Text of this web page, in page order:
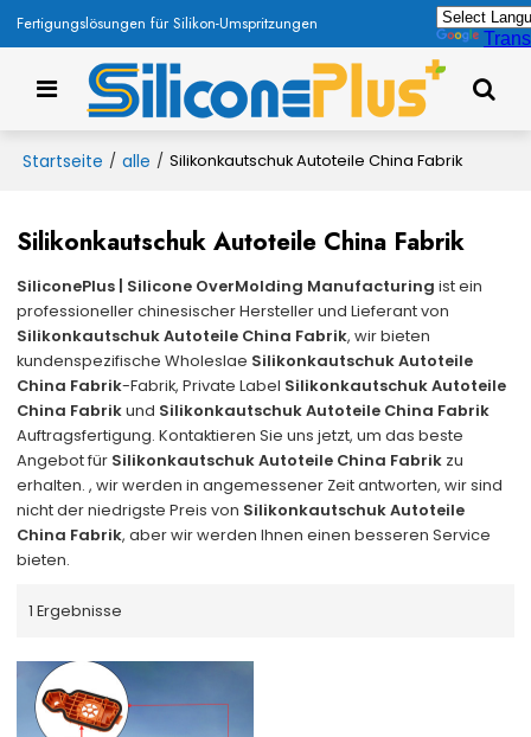
Fertigungslösungen für Silikon-Umspritzungen
Startseite / alle / Silikonkautschuk Autoteile China Fabrik
Silikonkautschuk Autoteile China Fabrik
SiliconePlus | Silicone OverMolding Manufacturing ist ein
professioneller chinesischer Hersteller und Lieferant von
Silikonkautschuk Autoteile China Fabrik, wir bieten
kundenspezifische Wholeslae Silikonkautschuk Autoteile
China Fabrik-Fabrik, Private Label Silikonkautschuk Autoteile
China Fabrikund Silikonkautschuk Autoteile China Fabrik
Auftragsfertigung. Kontaktieren Sie uns jetzt, um das beste
Angebot für Silikonkautschuk Autoteile China Fabrik zu
erhalten. , wir werden in angemessener Zeit antworten, wir sind
nicht der niedrigste Preis von Silikonkautschuk Autoteile
China Fabrik, aber wir werden Ihnen einen besseren Service
bieten.
1 Ergebnisse